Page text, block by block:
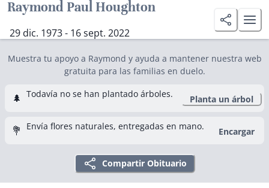
Raymond Paul Houghton
29 dic. 1973 - 16 sept. 2022
Muestra tu apoyo a Raymond y ayuda a mantener nuestra web
gratuita para las familias en duelo.
🌲 Todavía no se han plantado árboles. Planta un árbol
💐 Envía flores naturales, entregadas en mano. Encargar
Compartir Obituario